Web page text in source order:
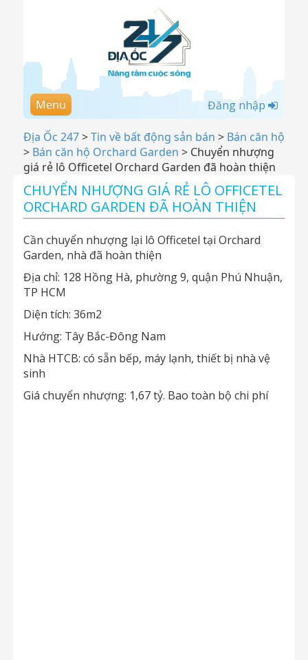
Menu Đăng nhập
Địa Ốc 247>Tin về bất động sản bán > Bán căn hộ
> Bán căn hộ Orchard Garden > Chuyển nhượng
giá rẻ lô Officetel Orchard Garden đã hoàn thiện
CHUYỂN NHƯỢNG GIÁ RẺ LÔ OFFICETEL
ORCHARD GARDEN ĐÃ HOÀN THIỆN
Cần chuyển nhượng lại lô Officetel tại Orchard
Garden, nhà đã hoàn thiện
Địa chỉ: 128 Hồng Hà, phường 9, quận Phú Nhuận,
TP HCM
Diện tích: 36m2
Hướng: Tây Bắc-Đông Nam
Nhà HTCB: có sẵn bếp, máy lạnh, thiết bị nhà vệ
sinh
Giá chuyển nhượng: 1,67 tỷ. Bao toàn bộ chi phí